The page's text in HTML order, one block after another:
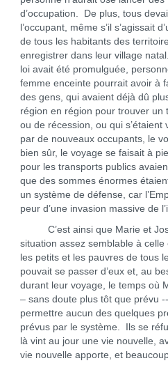
d’occupation. De plus, tous
l’occupant, même s’il s’agissait
de tous les habitants des
enregistrer dans leur village
loi avait été promulguée,
femme enceinte pourrait avoir à
des gens, qui avaient déjà dû
région en région pour trouver un
ou de récession, ou qui s’étaient
par de nouveaux occupants, le
bien sûr, le voyage se faisait à
pour les transports publics
que des sommes énormes
un système de défense, car
peur d’une invasion massive de
C’est ainsi que Marie et
situation assez semblable à
les petits et les pauvres de tous
pouvait se passer d’eux et, au
durant leur voyage, le temps où
– sans doute plus tôt que prévu
permettre aucun des quelques
prévus par le système. Ils se
là vint au jour une vie nouvelle,
vie nouvelle apporte, et